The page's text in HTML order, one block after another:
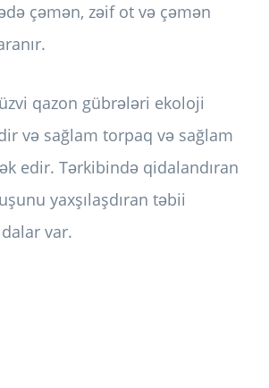
çəmən, zəif ot və çəmən
qazon gübrələri ekoloji
və sağlam torpaq və sağlam
edir. Tərkibində qidalandıran
yaxşılaşdıran təbii
var.